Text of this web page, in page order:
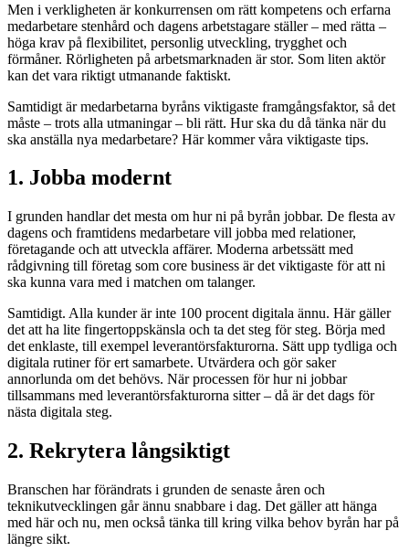
Men i verkligheten är konkurrensen om rätt kompetens och erfarna
medarbetare stenhård och dagens arbetstagare ställer – med rätta –
höga krav på flexibilitet, personlig utveckling, trygghet och
förmåner. Rörligheten på arbetsmarknaden är stor. Som liten aktör
kan det vara riktigt utmanande faktiskt.
Samtidigt är medarbetarna byråns viktigaste framgångsfaktor, så det
måste – trots alla utmaningar – bli rätt. Hur ska du då tänka när du
ska anställa nya medarbetare? Här kommer våra viktigaste tips.
1. Jobba modernt
I grunden handlar det mesta om hur ni på byrån jobbar. De flesta av
dagens och framtidens medarbetare vill jobba med relationer,
företagande och att utveckla affärer. Moderna arbetssätt med
rådgivning till företag som core business är det viktigaste för att ni
ska kunna vara med i matchen om talanger.
Samtidigt. Alla kunder är inte 100 procent digitala ännu. Här gäller
det att ha lite fingertoppskänsla och ta det steg för steg. Börja med
det enklaste, till exempel leverantörsfakturorna. Sätt upp tydliga och
digitala rutiner för ert samarbete. Utvärdera och gör saker
annorlunda om det behövs. När processen för hur ni jobbar
tillsammans med leverantörsfakturorna sitter – då är det dags för
nästa digitala steg.
2. Rekrytera långsiktigt
Branschen har förändrats i grunden de senaste åren och
teknikutvecklingen går ännu snabbare i dag. Det gäller att hänga
med här och nu, men också tänka till kring vilka behov byrån har på
längre sikt.